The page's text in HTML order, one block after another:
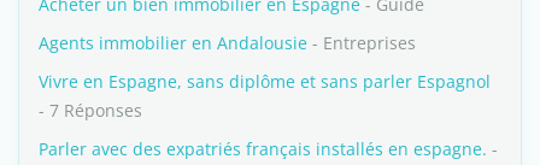
Agents immobilier en Andalousie - Entreprises
Vivre en Espagne, sans diplôme et sans parler Espagnol
- 7 Réponses
Parler avec des expatriés français installés en espagne. -